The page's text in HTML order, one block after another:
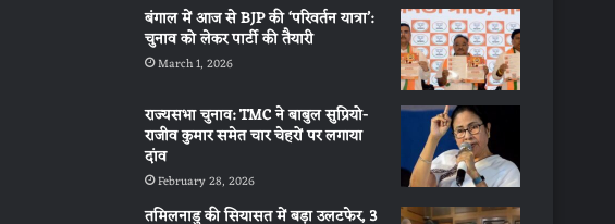
बंगाल में आज से BJP की ‘परिवर्तन यात्रा’:
चुनाव को लेकर पार्टी की तैयारी
March 1, 2026
राज्यसभा चुनाव: TMC ने बाबुल सुप्रियो-
राजीव कुमार समेत चार चेहरों पर लगाया
दांव
February 28, 2026
तमिलनाडु की सियासत में बड़ा उलटफेर, 3